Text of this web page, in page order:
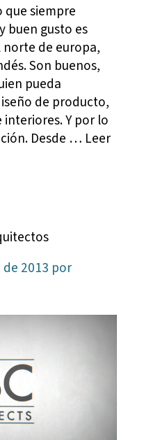
que siempre
buen gusto es
de europa,
Son buenos,
pueda
de producto,
Y por lo
Desde … Leer
2013 por